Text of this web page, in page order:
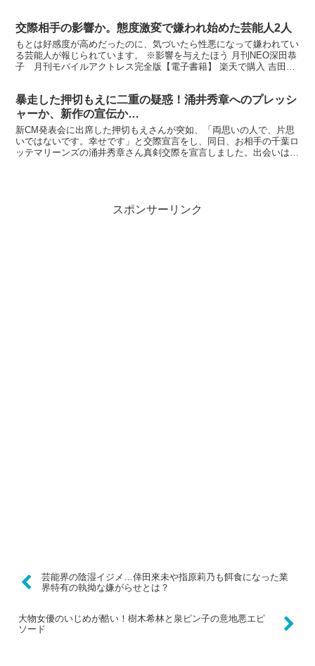
交際相手の影響か。態度激変で嫌われ始めた芸能人2人
もとは好感度が高めだったのに、気づいたら性悪になって嫌われてい
る芸能人が報じられています。 ※影響を与えたほう 月刊NEO深田恭
子 月刊モバイルアクトレス完全版【電子書籍】 楽天で購入 吉田沙
暴走した押切もえに二重の疑惑！涌井秀章へのプレッシ
ャーか、新作の宣伝か…
新CM発表会に出席した押切もえさんが突如、「両思いの人で、片思
いではないです。幸せです」と交際宣言をし、同日、お相手の千葉ロ
ッテマリーンズの涌井秀章さん真剣交際を宣言しました。出会いは
スポンサーリンク
芸能界の陰湿イジメ…倖田來未や指原莉乃も餌食になった業
界特有の執拗な嫌がらせとは？
大物女優のいじめが酷い！樹木希林と泉ピン子の意地悪エピ
ソード